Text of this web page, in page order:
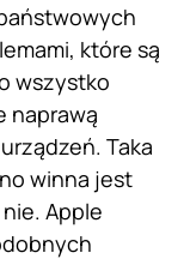
które są
wszystko
naprawą
Taka
winna jest
Apple